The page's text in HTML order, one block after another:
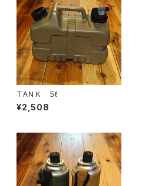
ＴＡＮＫ ５ℓ
¥2,508